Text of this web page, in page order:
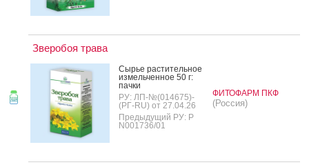
Зверобоя трава
Сырье рас­ти­тель­ное
из­мель­чен­ное 50 г:
пач­ки
РУ: ЛП-№(014675)-
(РГ-RU) от 27.04.26
Предыдущий РУ: Р
N001736/01
ФИТОФАРМ ПКФ
(Россия)